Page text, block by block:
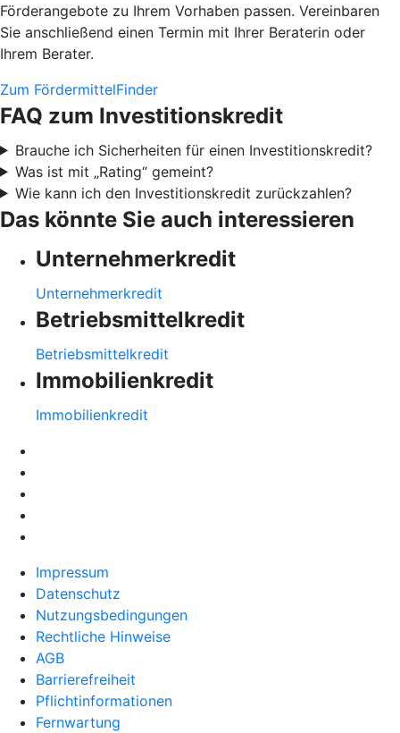
Förderangebote zu Ihrem Vorhaben passen. Vereinbaren
Sie anschließend einen Termin mit Ihrer Beraterin oder
Ihrem Berater.
Zum FördermittelFinder
FAQ zum Investitionskredit
Brauche ich Sicherheiten für einen Investitionskredit?
Was ist mit „Rating“ gemeint?
Wie kann ich den Investitionskredit zurückzahlen?
Das könnte Sie auch interessieren
Unternehmerkredit
Unternehmerkredit
Betriebsmittelkredit
Betriebsmittelkredit
Immobilienkredit
Immobilienkredit
Impressum
Datenschutz
Nutzungsbedingungen
Rechtliche Hinweise
AGB
Barrierefreiheit
Pflichtinformationen
Fernwartung